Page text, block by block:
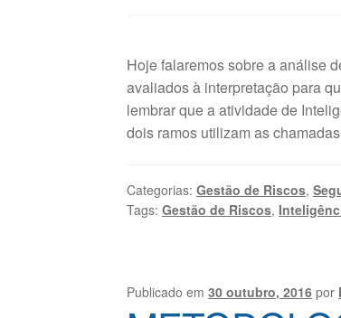
Hoje falaremos sobre a análise
avaliados à interpretação para
lembrar que a atividade de
dois ramos utilizam as
Categorias:Gestão de Riscos,
Tags:Gestão de Riscos,
Publicado em30 outubro, 2016 por